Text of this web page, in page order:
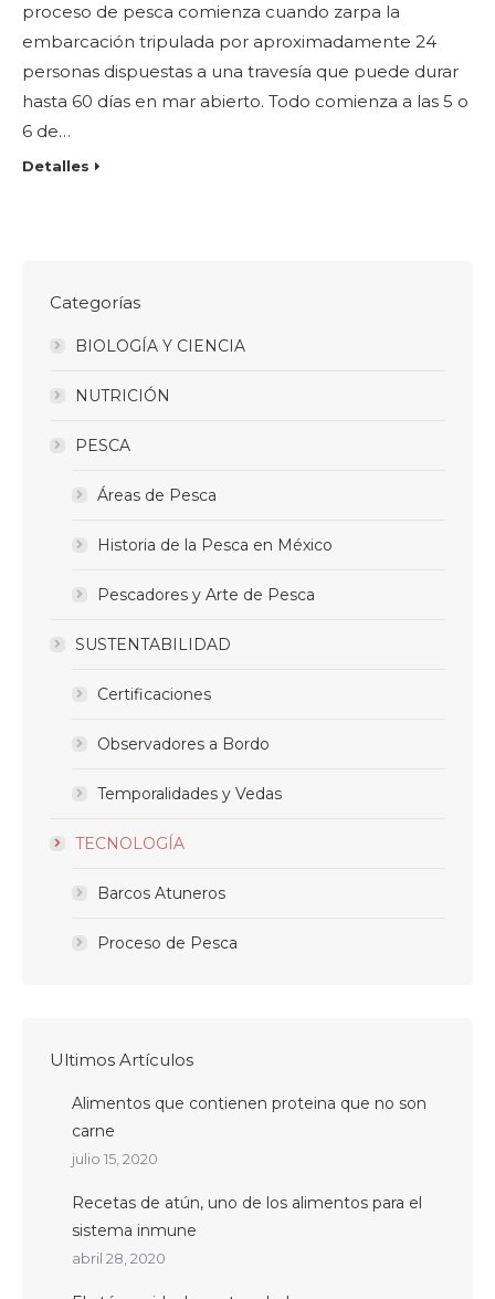
proceso de pesca comienza cuando zarpa la
embarcación tripulada por aproximadamente 24
personas dispuestas a una travesía que puede durar
hasta 60 días en mar abierto. Todo comienza a las 5 o
6 de…
Detalles
Categorías
BIOLOGÍA Y CIENCIA
NUTRICIÓN
PESCA
Áreas de Pesca
Historia de la Pesca en México
Pescadores y Arte de Pesca
SUSTENTABILIDAD
Certificaciones
Observadores a Bordo
Temporalidades y Vedas
TECNOLOGÍA
Barcos Atuneros
Proceso de Pesca
Ultimos Artículos
Alimentos que contienen proteina que no son
carne
julio 15, 2020
Recetas de atún, uno de los alimentos para el
sistema inmune
abril 28, 2020